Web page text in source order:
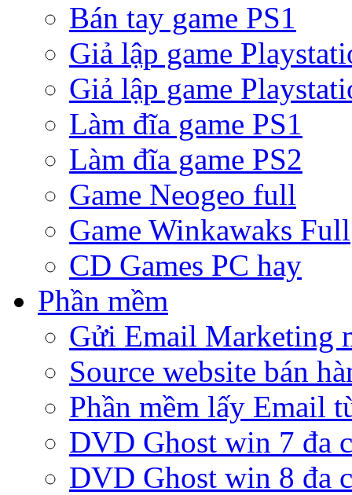
Bán tay game PS1
Giả lập game
Giả lập game
Làm đĩa game PS1
Làm đĩa game PS2
Game Neogeo full
Game Winkawaks Full
CD Games PC hay
Phần mềm
Gửi Email Marketing
Source website bán
Phần mềm lấy Email
DVD Ghost win 7 đa
DVD Ghost win 8 đa